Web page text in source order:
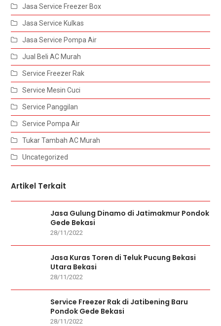
Jasa Service Freezer Box
Jasa Service Kulkas
Jasa Service Pompa Air
Jual Beli AC Murah
Service Freezer Rak
Service Mesin Cuci
Service Panggilan
Service Pompa Air
Tukar Tambah AC Murah
Uncategorized
Artikel Terkait
Jasa Gulung Dinamo di Jatimakmur Pondok
Gede Bekasi
28/11/2022
Jasa Kuras Toren di Teluk Pucung Bekasi
Utara Bekasi
28/11/2022
Service Freezer Rak di Jatibening Baru
Pondok Gede Bekasi
28/11/2022